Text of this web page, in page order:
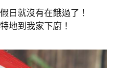
日就沒有在餓過了！
地到我家下廚！